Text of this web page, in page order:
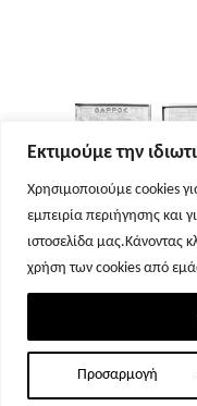
Εκτιμούμε την
Χρησιμοποιούμε cookies
εμπειρία περιήγησης και
ιστοσελίδα μας.Κάνοντας
χρήση των cookies από
Προσαρμογή
Σελίδα 1